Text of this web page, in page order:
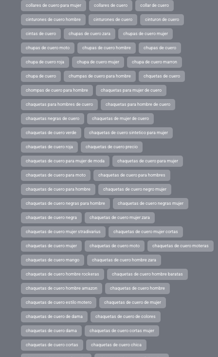
collares de cuero para mujer collares de cuero collar de cuero
cinturones de cuero hombre cinturones de cuero cinturon de cuero
cintas de cuero chupas de cuero zara chupas de cuero mujer
chupas de cuero moto chupas de cuero hombre chupas de cuero
chupa de cuero roja chupa de cuero mujer chupa de cuero marron
chupa de cuero chumpas de cuero para hombre chquetas de cuero
chompas de cuero para hombre chaquetas para mujer de cuero
chaquetas para hombres de cuero chaquetas para hombre de cuero
chaquetas negras de cuero chaquetas de mujer de cuero
chaquetas de cuero verde chaquetas de cuero sintetico para mujer
chaquetas de cuero roja chaquetas de cuero precio
chaquetas de cuero para mujer de moda chaquetas de cuero para mujer
chaquetas de cuero para moto chaquetas de cuero para hombres
chaquetas de cuero para hombre chaquetas de cuero negro mujer
chaquetas de cuero negras para hombre chaquetas de cuero negras mujer
chaquetas de cuero negra chaquetas de cuero mujer zara
chaquetas de cuero mujer stradivarius chaquetas de cuero mujer cortas
chaquetas de cuero mujer chaquetas de cuero moto chaquetas de cuero moteras
chaquetas de cuero mango chaquetas de cuero hombre zara
chaquetas de cuero hombre rockeras chaquetas de cuero hombre baratas
chaquetas de cuero hombre amazon chaquetas de cuero hombre
chaquetas de cuero estilo motero chaquetas de cuero de mujer
chaquetas de cuero de dama chaquetas de cuero de colores
chaquetas de cuero dama chaquetas de cuero cortas mujer
chaquetas de cuero cortas chaquetas de cuero chica